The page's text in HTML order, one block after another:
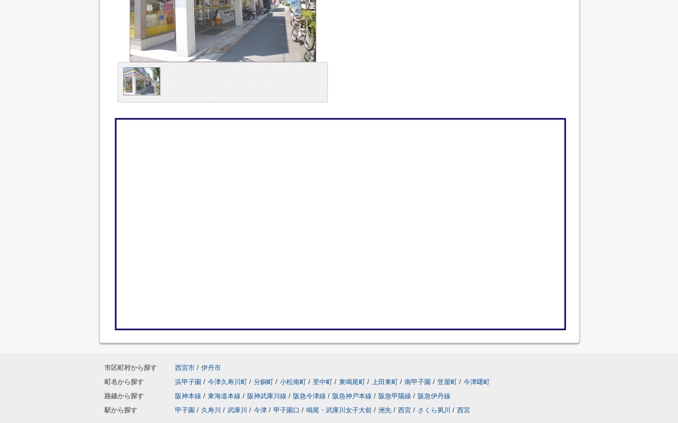
市区町村から探す 西宮市 / 伊丹市
町名から探す
浜甲子園 / 今津久寿川町 / 分銅町 / 小松南町 / 里中町 / 東鳴尾町 / 上田東町 / 南甲子園 / 笠屋町 / 今津曙町
路線から探す
阪神本線 / 東海道本線 / 阪神武庫川線 / 阪急今津線 / 阪急神戸本線 / 阪急甲陽線 / 阪急伊丹線
駅から探す
甲子園 / 久寿川 / 武庫川 / 今津 / 甲子園口 / 鳴尾・武庫川女子大前 / 洲先 / 西宮 / さくら夙川 / 西宮